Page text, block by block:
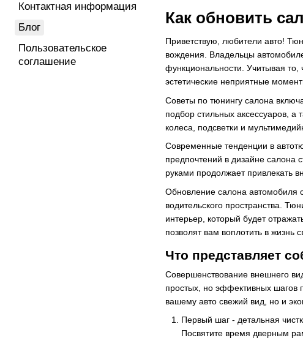
Как обновить
Приветствую, любители авто!
вождения. Владельцы
функциональности. Учитывая
эстетические неприятные
Советы по тюнингу салона
подбор стильных аксессуаров, а
колеса, подсветки и
Современные тенденции в
предпочтений в дизайне
руками продолжает привлекать
Обновление салона автомобиля
водительского пространства.
интерьер, который будет
позволят вам воплотить в жизнь
Что представляет
Совершенствование внешнего
простых, но эффективных шагов
вашему авто свежий вид, но и
Первый шаг - детальная
Посвятите время дверным
Контактная информация
Блог
Пользовательское
соглашение